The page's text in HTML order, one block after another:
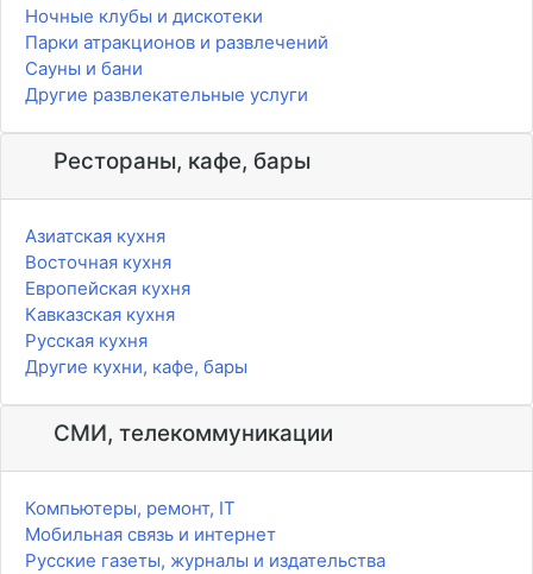
Ночные клубы и дискотеки
Парки атракционов и развлечений
Сауны и бани
Другие развлекательные услуги
Рестораны, кафе, бары
Азиатская кухня
Восточная кухня
Европейская кухня
Кавказская кухня
Русская кухня
Другие кухни, кафе, бары
СМИ, телекоммуникации
Компьютеры, ремонт, IT
Мобильная связь и интернет
Русские газеты, журналы и издательства